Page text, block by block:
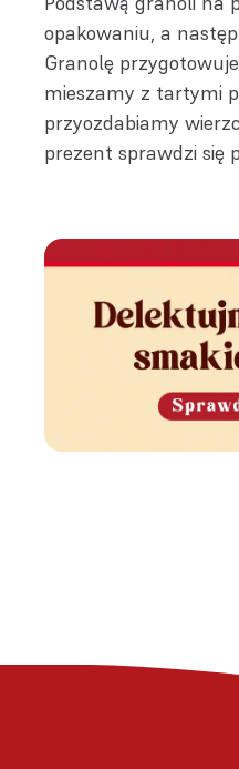
opakowaniu, a
Granolę
mieszamy z tartymi
przyozdabiamy
prezent sprawdzi się